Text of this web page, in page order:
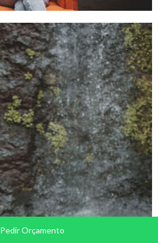
Pedir Orçamento